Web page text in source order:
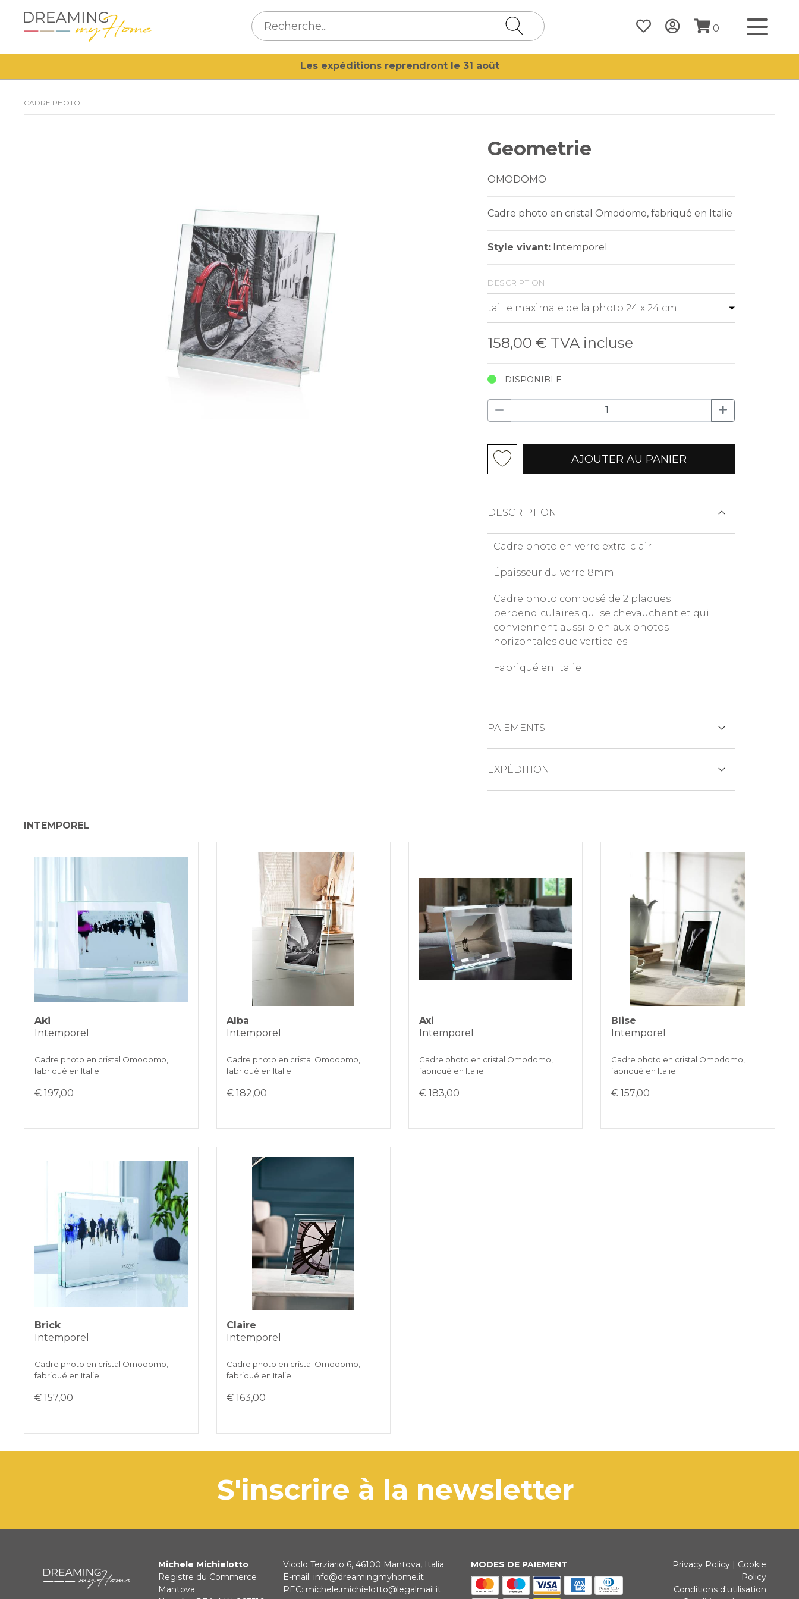
0
Les expéditions reprendront le 31 août
CADRE PHOTO
Geometrie
OMODOMO
Cadre photo en cristal Omodomo, fabriqué en Italie
Style vivant: Intemporel
description
158,00 € TVA incluse
DISPONIBLE
AJOUTER AU PANIER
DESCRIPTION
Cadre photo en verre extra-clair
Épaisseur du verre 8mm
Cadre photo composé de 2 plaques
perpendiculaires qui se chevauchent et qui
conviennent aussi bien aux photos
horizontales que verticales
Fabriqué en Italie
PAIEMENTS
KLARNA
Paiement en 3 fois sans intérêt pour les commandes supérieures à 35 €
REDIRECTIONS BANCAIRES
EXPÉDITION
INTEMPOREL
Aki
Intemporel
Cadre photo en cristal Omodomo,
fabriqué en Italie
€ 197,00
Alba
Intemporel
Cadre photo en cristal Omodomo,
fabriqué en Italie
€ 182,00
Axi
Intemporel
Cadre photo en cristal Omodomo,
fabriqué en Italie
€ 183,00
Blise
Intemporel
Cadre photo en cristal Omodomo,
fabriqué en Italie
€ 157,00
Brick
Intemporel
Cadre photo en cristal Omodomo,
fabriqué en Italie
€ 157,00
Claire
Intemporel
Cadre photo en cristal Omodomo,
fabriqué en Italie
€ 163,00
s'inscrire à la newsletter
Michele Michielotto
Registre du Commerce :
Mantova
Vicolo Terziario 6, 46100 Mantova, Italia
E-mail: info@dreamingmyhome.it
PEC: michele.michielotto@legalmail.it
MODES DE PAIEMENT Privacy Policy| Cookie
Policy
Conditions d'utilisation